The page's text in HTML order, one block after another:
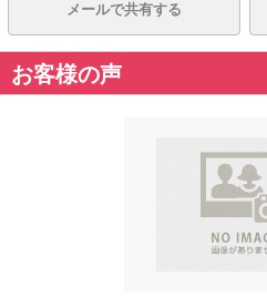
メールで共有する
お客様の声